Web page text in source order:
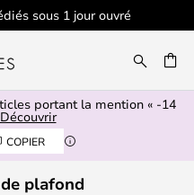
sous 1 jour ouvré
portant la mention « -14
Découvrir
COPIER
plafond